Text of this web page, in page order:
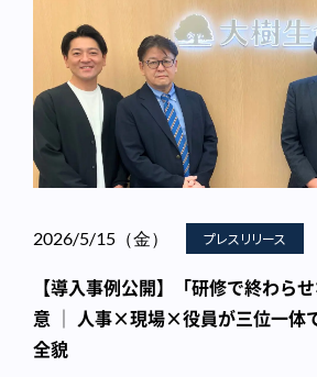
2026/5/15（金） プレスリリース
【導入事例公開】「研修で終わら
意 │ 人事×現場×役員が三位一体
全貌